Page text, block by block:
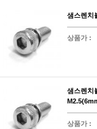
샘스렌치
상품가 :
샘스렌치
상품가 :